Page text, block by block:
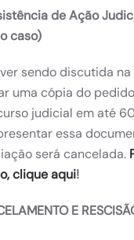
de Ação
caso)
sendo discutida
uma cópia do
judicial em até
essa
será cancelada.
clique aqui!
E